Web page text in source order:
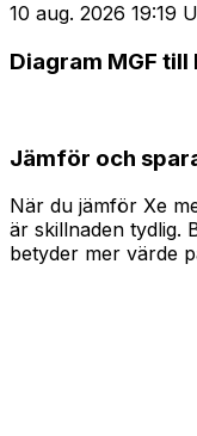
10 aug. 2026 19:19
Diagram MGF till
Jämför och
När du jämför Xe
är skillnaden tydlig.
betyder mer värde